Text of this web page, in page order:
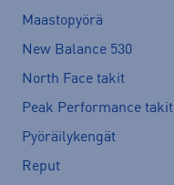
Maastopyörä
New Balance 530
North Face takit
Peak Performance takit
Pyöräilykengät
Reput